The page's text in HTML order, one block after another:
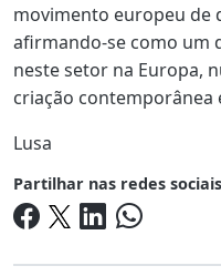
movimento europeu de
afirmando-se como um
neste setor na Europa,
criação
Lusa
Partilhar nas redes